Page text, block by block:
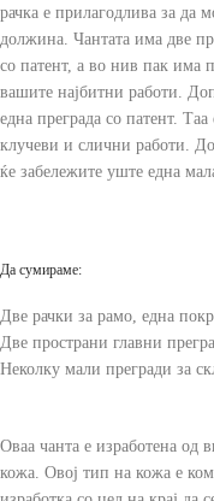
рачка е прилагодлива за да
должина. Чантата има две
со патент, а во нив пак има
вашите најбитни работи.
една преграда со патент.
клучеви и слични работи.
ќе забележите уште една
Да сумираме:
Две рачки за рамо, една
Две пространи главни
Неколку мали прегради за
Оваа чанта е изработена од
кожа. Овој тип на кожа е